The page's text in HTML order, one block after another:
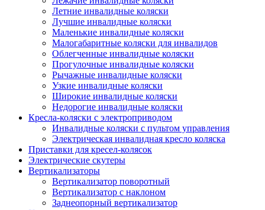
Летние инвалидные коляски
Лучшие инвалидные коляски
Маленькие инвалидные коляски
Малогабаритные коляски для инвалидов
Облегченные инвалидные коляски
Прогулочные инвалидные коляски
Рычажные инвалидные коляски
Узкие инвалидные коляски
Широкие инвалидные коляски
Недорогие инвалидные коляски
Кресла-коляски с электроприводом
Инвалидные коляски с пультом управления
Электрическая инвалидная кресло коляска
Приставки для кресел-колясок
Электрические скутеры
Вертикализаторы
Вертикализатор поворотный
Вертикализатор с наклоном
Заднеопорный вертикализатор